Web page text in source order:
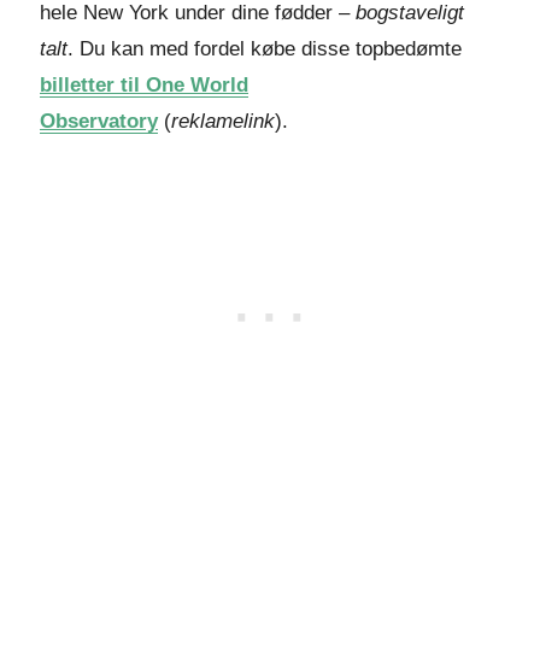
hele New York under dine fødder – bogstaveligt
talt. Du kan med fordel købe disse topbedømte
billetter til One World
Observatory(reklamelink).